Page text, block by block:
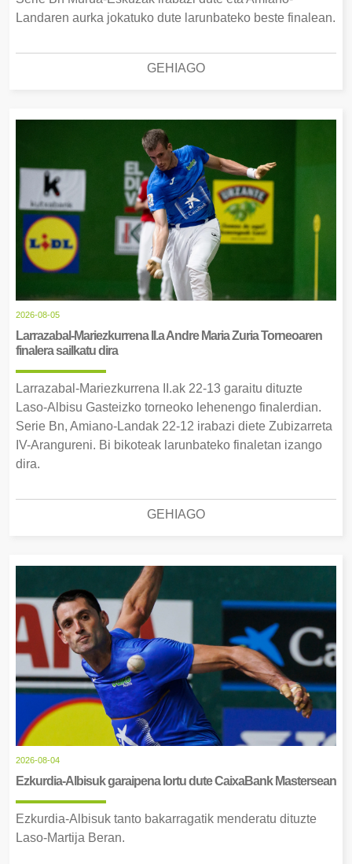
Landaren aurka jokatuko dute larunbateko beste finalean.
GEHIAGO
2026-08-05
Larrazabal-Mariezkurrena II.a Andre Maria Zuria Torneoaren
finalera sailkatu dira
Larrazabal-Mariezkurrena II.ak 22-13 garaitu dituzte
Laso-Albisu Gasteizko torneoko lehenengo finalerdian.
Serie Bn, Amiano-Landak 22-12 irabazi diete Zubizarreta
IV-Arangureni. Bi bikoteak larunbateko finaletan izango
dira.
GEHIAGO
2026-08-04
Ezkurdia-Albisuk garaipena lortu dute CaixaBank Mastersean
Ezkurdia-Albisuk tanto bakarragatik menderatu dituzte
Laso-Martija Beran.